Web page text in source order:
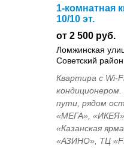
1-комнатная
10/10 эт.
от 2 500 руб.
Ломжинская
Советский район
Квартира с Wi-
пути, рядом
«МЕГА»,
«Казанская
«АЗИНО», ТЦ